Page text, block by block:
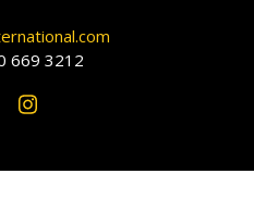
669 3212